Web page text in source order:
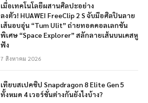
เมื่อเทคโนโลยีผสานศิลปะอย่าง
ลงตัว! HUAWEI FreeClip 2 S จับมือศิลปินลาย
เส้นอบอุ่น “Tum Ulit” ถ่ายทอดคอลเลกชัน
พิเศษ “Space Explorer” สลักลายเส้นบนเคสหู
ฟัง
7 สิงหาคม 2026
เทียบสเปคชิป Snapdragon 8 Elite Gen 5
ทั้งหมด 4 เวอร์ชั่นต่างกันยังไงบ้าง?